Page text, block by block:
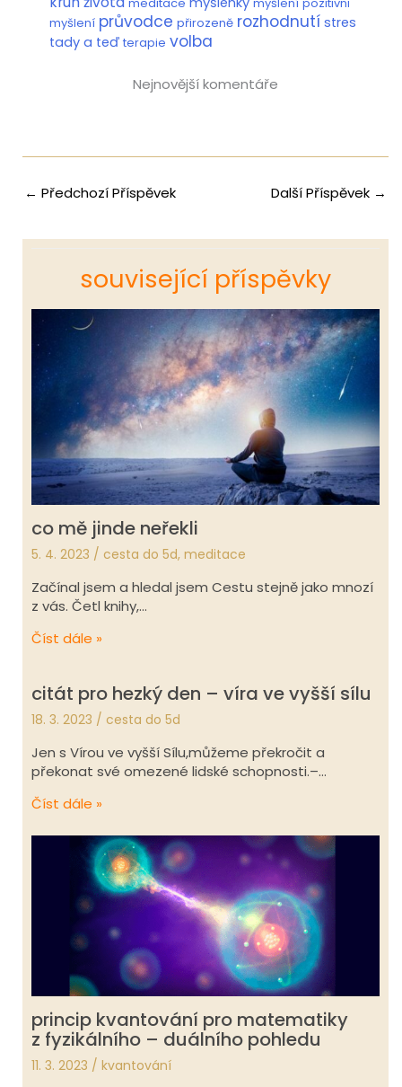
myšlení průvodce přirozeně rozhodnutí stres
tady a teď terapie volba
Nejnovější komentáře
← Předchozí Příspěvek Další Příspěvek →
související příspěvky
co mě jinde neřekli
5. 4. 2023 / cesta do 5d, meditace
Začínal jsem a hledal jsem Cestu stejně jako mnozí
z vás. Četl knihy,…
Číst dále »
citát pro hezký den – víra ve vyšší sílu
18. 3. 2023 / cesta do 5d
Jen s Vírou ve vyšší Sílu,můžeme překročit a
překonat své omezené lidské schopnosti.–…
Číst dále »
princip kvantování pro matematiky
z fyzikálního – duálního pohledu
11. 3. 2023 / kvantování